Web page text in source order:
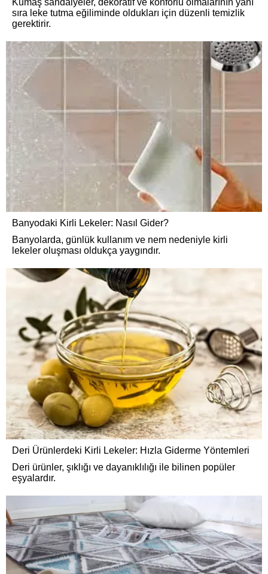
Kumaş sandalyeler, dekoratif ve konforlu olmalarının yanı
sıra leke tutma eğiliminde oldukları için düzenli temizlik
gerektirir.
Banyodaki Kirli Lekeler: Nasıl Gider?
Banyolarda, günlük kullanım ve nem nedeniyle kirli
lekeler oluşması oldukça yaygındır.
Deri Ürünlerdeki Kirli Lekeler: Hızla Giderme Yöntemleri
Deri ürünler, şıklığı ve dayanıklılığı ile bilinen popüler
eşyalardır.